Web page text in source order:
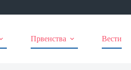
Првенства Вести